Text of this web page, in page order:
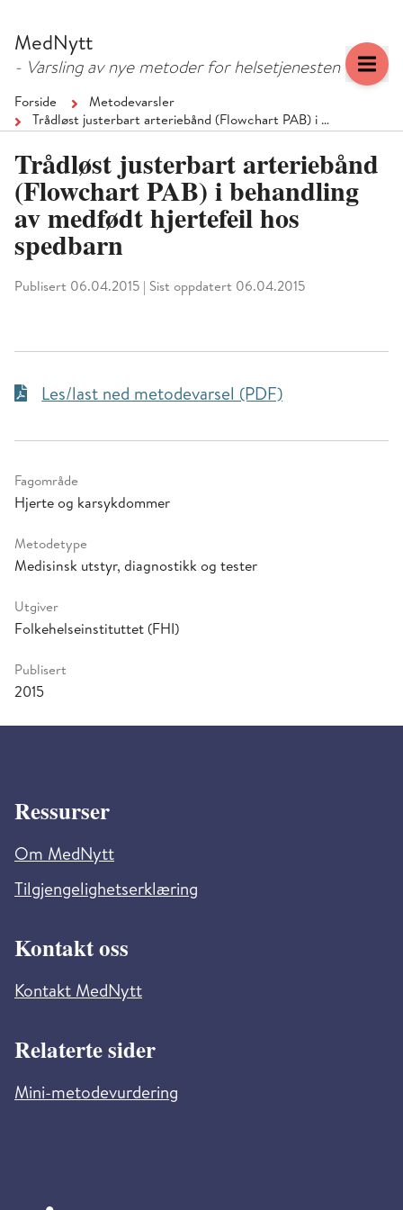
MedNytt
- Varsling av nye metoder for helsetjenesten
Forside
Metodevarsler
Trådløst justerbart arteriebånd (Flowchart PAB) i …
Trådløst justerbart arteriebånd
(Flowchart PAB) i behandling
av medfødt hjertefeil hos
spedbarn
Publisert 06.04.2015 Sist oppdatert 06.04.2015
Les/last ned metodevarsel (PDF)
Fagområde
Hjerte og karsykdommer
Metodetype
Medisinsk utstyr, diagnostikk og tester
Utgiver
Folkehelseinstituttet (FHI)
Publisert
2015
Ressurser
Om MedNytt
Tilgjengelighetserklæring
Kontakt oss
Kontakt MedNytt
Relaterte sider
Mini-metodevurdering